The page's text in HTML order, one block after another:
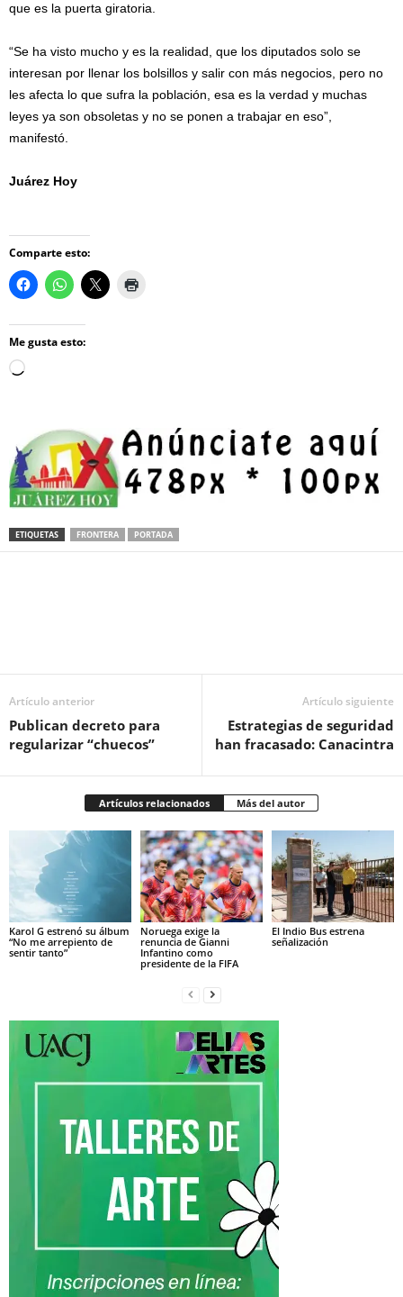
que es la puerta giratoria.
“Se ha visto mucho y es la realidad, que los diputados solo se
interesan por llenar los bolsillos y salir con más negocios, pero no
les afecta lo que sufra la población, esa es la verdad y muchas
leyes ya son obsoletas y no se ponen a trabajar en eso”,
manifestó.
Juárez Hoy
Comparte esto:
Me gusta esto:
Loading…
ETIQUETAS FRONTERA PORTADA
Artículo anterior
Publican decreto para
regularizar “chuecos”
Artículo siguiente
Estrategias de seguridad
han fracasado: Canacintra
Artículos relacionados Más del autor
Karol G estrenó su álbum
“No me arrepiento de
sentir tanto”
Noruega exige la
renuncia de Gianni
Infantino como
presidente de la FIFA
El Indio Bus estrena
señalización